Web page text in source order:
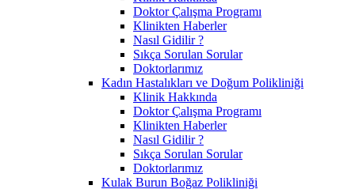
Doktor Çalışma Programı
Klinikten Haberler
Nasıl Gidilir ?
Sıkça Sorulan Sorular
Doktorlarımız
Kadın Hastalıkları ve Doğum Polikliniği
Klinik Hakkında
Doktor Çalışma Programı
Klinikten Haberler
Nasıl Gidilir ?
Sıkça Sorulan Sorular
Doktorlarımız
Kulak Burun Boğaz Polikliniği